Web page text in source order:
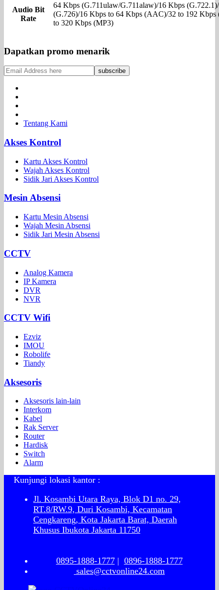
Audio Bit
Rate
64 Kbps (G.711ulaw/G.711alaw)/16 Kbps
(G.726)/16 Kbps to 64 Kbps (AAC)/32 to 192 Kbps
to 320 Kbps (MP3)
Dapatkan promo menarik
Tentang Kami
Akses Kontrol
Kartu Akses Kontrol
Wajah Akses Kontrol
Sidik Jari Akses Kontrol
Mesin Absensi
Kartu Mesin Absensi
Wajah Mesin Absensi
Sidik Jari Mesin Absensi
CCTV
Analog Kamera
IP Kamera
DVR
NVR
CCTV Wifi
Ezviz
IMOU
Robolife
Tiandy
Aksesoris
Aksesoris lain-lain
Interkom
Kabel
Rak Server
Router
Hardisk
Switch
Alarm
Kunjungi lokasi kantor :
Jl. Kosambi Utara Raya, Blok D1 no. 29,
RT.8/RW.9, Duri Kosambi, Kecamatan
Cengkareng, Kota Jakarta Barat, Daerah
Khusus Ibukota Jakarta 11750
0895-1888-1777| 0896-1888-1777
sales@cctvonline24.com